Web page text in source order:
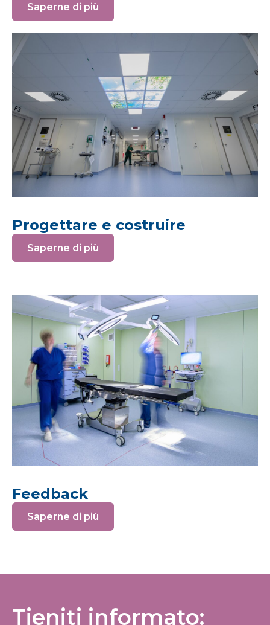
Saperne di più
Progettare e costruire
Saperne di più
Feedback
Saperne di più
Tieniti informato: